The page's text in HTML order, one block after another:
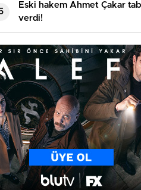
Eski hakem Ahmet Çakar
verdi!